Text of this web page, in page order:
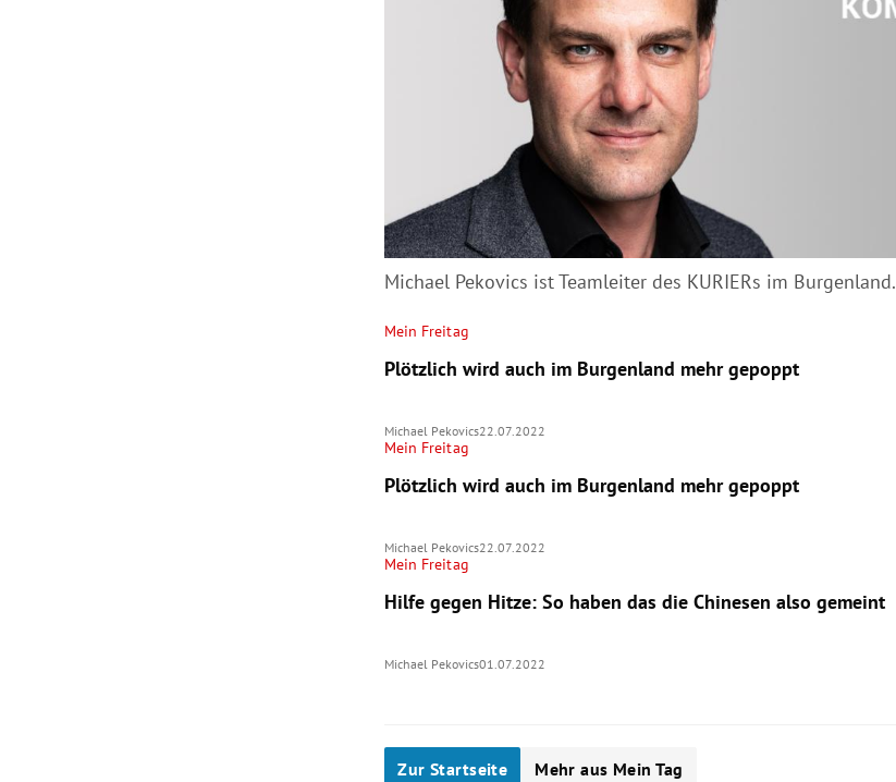
Michael Pekovics ist Teamleiter des KURIERs im Burgenland.
Mein Freitag
Plötzlich wird auch im Burgenland mehr gepoppt
Michael Pekovics22.07.2022
Mein Freitag
Plötzlich wird auch im Burgenland mehr gepoppt
Michael Pekovics22.07.2022
Mein Freitag
Hilfe gegen Hitze: So haben das die Chinesen also gemeint
Michael Pekovics01.07.2022
Zur Startseite Mehr aus Mein Tag